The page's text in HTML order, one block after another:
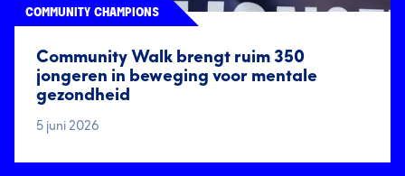
COMMUNITY CHAMPIONS
Community Walk brengt ruim 350
jongeren in beweging voor mentale
gezondheid
5 juni 2026